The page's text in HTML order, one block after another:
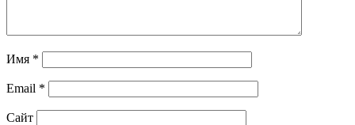
Имя *
Email *
Сайт